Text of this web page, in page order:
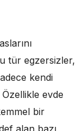
tür egzersizler,
kendi
Özellikle evde
bir